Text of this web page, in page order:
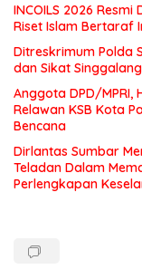
INCOILS 2026
Riset Islam Bertaraf
Ditreskrimum Polda
dan Sikat
Anggota DPD/MPRI,
Relawan KSB Kota
Bencana
Dirlantas Sumbar
Teladan Dalam
Perlengkapan